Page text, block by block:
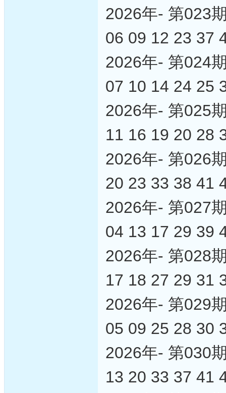
2026年- 第023
06 09 12 23 37
2026年- 第024
07 10 14 24 25
2026年- 第025
11 16 19 20 28
2026年- 第026
20 23 33 38 41
2026年- 第027
04 13 17 29 39
2026年- 第028
17 18 27 29 31
2026年- 第029
05 09 25 28 30
2026年- 第030
13 20 33 37 41